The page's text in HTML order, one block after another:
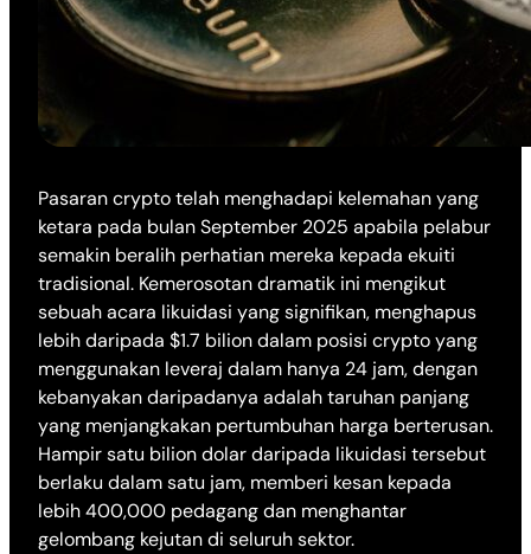
Pasaran crypto telah menghadapi kelemahan yang
ketara pada bulan September 2025 apabila pelabur
semakin beralih perhatian mereka kepada ekuiti
tradisional. Kemerosotan dramatik ini mengikut
sebuah acara likuidasi yang signifikan, menghapus
lebih daripada $1.7 bilion dalam posisi crypto yang
menggunakan leveraj dalam hanya 24 jam, dengan
kebanyakan daripadanya adalah taruhan panjang
yang menjangkakan pertumbuhan harga berterusan.
Hampir satu bilion dolar daripada likuidasi tersebut
berlaku dalam satu jam, memberi kesan kepada
lebih 400,000 pedagang dan menghantar
gelombang kejutan di seluruh sektor.